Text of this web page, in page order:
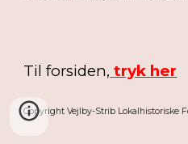
Til forsiden, tryk her
Copyright Vejlby-Strib Lokalhistoriske